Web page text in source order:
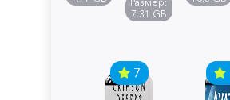
Edition
7.31 GB
7